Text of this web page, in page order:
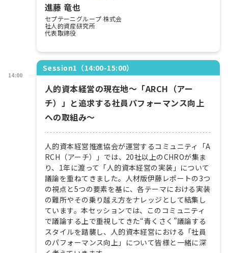
進藤 竜也
セプテーニグループ 株式会
社人的資産研究所
代表取締役
14:00
Session1（14:00-15:00）
人的資本経営の現在地～「ARCH（アー
チ）」と追求する社員パフォーマンス向上
への取組み～
人的資本経営推進協会が運営するコミュニティ「A
RCH（アーチ）」では、20社以上のCHROが集ま
り、1年に渡って「人的資本経営の実装」について
議論を重ねてきました。人材版伊藤レポートの3つ
の視点と5つの要素を基に、各テーマにおける実装
の難所やその乗り越え方をナレッジとして結集し
ています。本セッションでは、このコミュニティ
で議論する上で重視してきた“青くさく”議論する
スタイルを踏襲し、人的資本経営における「社員
のパフォーマンス向上」について皆様と一緒に深